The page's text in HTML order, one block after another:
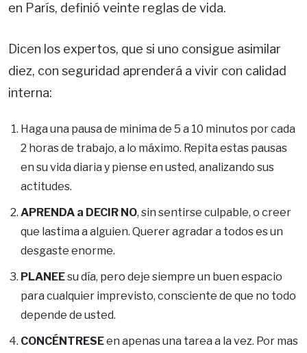
en París, definió veinte reglas de vida.
Dicen los expertos, que si uno consigue asimilar
diez, con seguridad aprenderá a vivir con calidad
interna:
Haga una pausa de minima de 5 a 10 minutos por cada
2 horas de trabajo, a lo máximo. Repita estas pausas
en su vida diaria y piense en usted, analizando sus
actitudes.
APRENDA a DECIR NO, sin sentirse culpable, o creer
que lastima a alguien. Querer agradar a todos es un
desgaste enorme.
PLANEEsu día, pero deje siempre un buen espacio
para cualquier imprevisto, consciente de que no todo
depende de usted.
CONCÉNTRESEen apenas una tarea a la vez. Por mas